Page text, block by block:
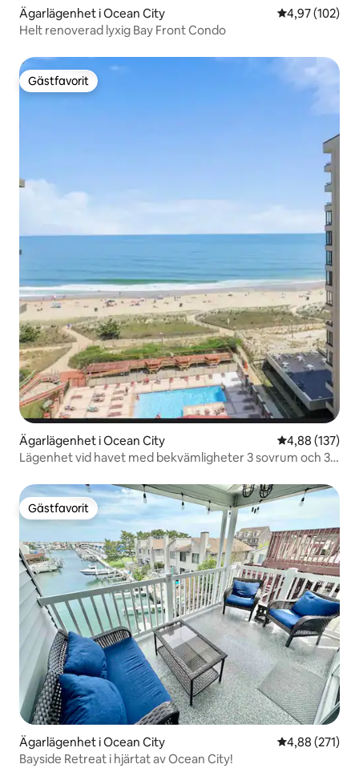
Ägarlägenhet i Ocean City 4,97 av 5 i
4,97 (102)
Helt renoverad lyxig Bay Front Condo
Gästfavorit
Gästfavorit
Ägarlägenhet i Ocean City 4,88 av 5 i
4,88 (137)
Lägenhet vid havet med bekvämligheter 3 sovrum och 3
Gästfavorit
Gästfavorit
Ägarlägenhet i Ocean City 4,88 av 5 i
4,88 (271)
Bayside Retreat i hjärtat av Ocean City!